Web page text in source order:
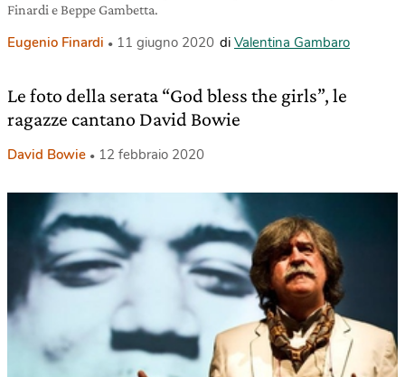
Finardi e Beppe Gambetta.
Eugenio Finardi 11 giugno 2020 di Valentina Gambaro
Le foto della serata “God bless the girls”, le
ragazze cantano David Bowie
David Bowie 12 febbraio 2020